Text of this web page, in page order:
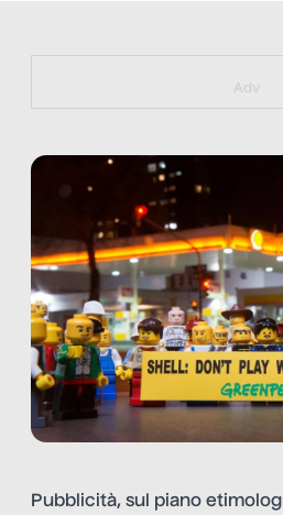
https://bit.ly/ Adv
Pubblicità, sul piano